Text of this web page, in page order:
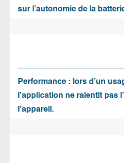
sur l’autonomie de la
Performance : lors d’un
l’application ne ralentit pas
l’appareil.